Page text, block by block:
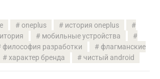
oneplus
история oneplus
мобильные устройства
философия разработки
флагманские
характер бренда чистый android